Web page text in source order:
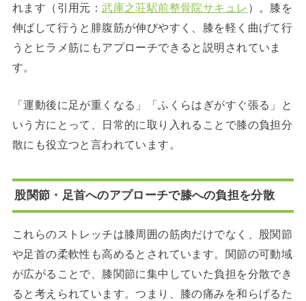
れます（引用元：武庫之荘駅前整骨院サキュレ ）。膝を
伸ばして行うと腓腹筋が伸びやすく、膝を軽く曲げて行
うとヒラメ筋にもアプローチできると説明されていま
す。
「運動後に足が重くなる」「ふくらはぎがすぐ張る」と
いう方にとって、日常的に取り入れることで膝の負担分
散にも役立つと言われています。
股関節・足首へのアプローチで膝への負担を分散
これらのストレッチは膝周囲の筋肉だけでなく、股関節
や足首の柔軟性も高めるとされています。関節の可動域
が広がることで、膝関節に集中していた負担を分散でき
ると考えられています。つまり、膝の痛みを和らげるた